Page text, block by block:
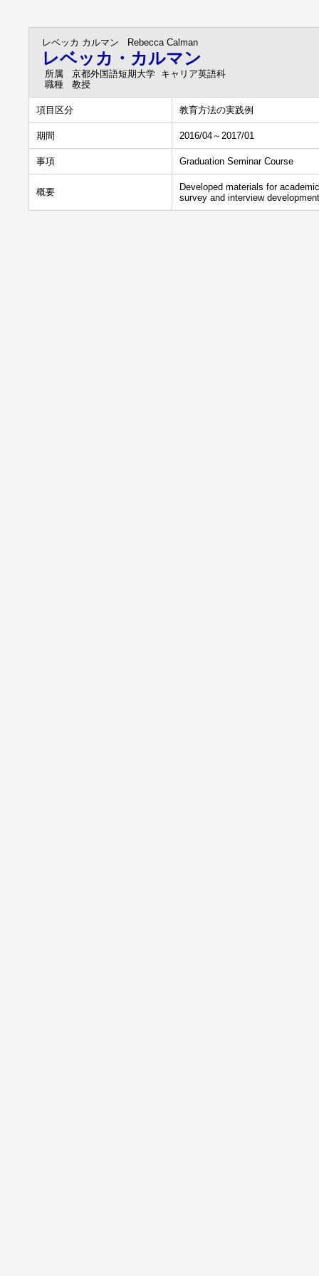
レベッカ カルマン Rebecca Calman
レベッカ・カルマン
所属
京都外国語短期大学 キャリア英語科
職種
教授
項目区分 教育方法の実践例
期間 2016/04～2017/01
事項 Graduation Seminar Course
概要
Developed materials for
survey and interview